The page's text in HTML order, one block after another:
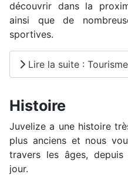
découvrir dans la
ainsi que de
sportives.
Lire la suite : Tourisme
Histoire
Juvelize a une histoire
plus anciens et nous
travers les âges,
jour.